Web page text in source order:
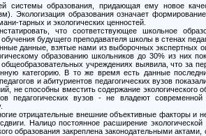
системы образования, придающая ему новое
Экологизация образования означает
тарных и экологических ценностей.
что соответствующее школьное
будущего преподавателя школы в стенах
данные, взятые нами из выборочных экспертных
образованию школьников до 30% из них
учреждениях выявила, что за
категорию. В то же время есть данные
и абитуриентов педагогических вузов
не способны вместить содержание экологического
вузов - не владеют современной
отрицательные внешние объективные факторы и
Налицо постоянное расширение
образования закреплена законодательными